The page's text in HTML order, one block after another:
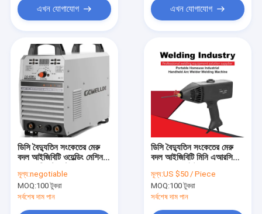
পণ্য
ভিডিও
ভিআর শো
আমাদের সম্পর্কে
কারখানা ভ্রমণ
মান নিয়ন্ত্রণ
এখন যোগাযোগ এখন যোগাযোগ
ডিসি বৈদ্যুতিন সংকেতের মেরু
বদল আইজিবিটি ওয়েল্ডিং মেশিন
AC380V বৈদ্যুতিন সংকেতের
মেরু বদল ভিত্তিক TIG ওয়েল্ডিং
মেশিন
মূল্য:negotiable
MOQ:100 টুকরা
সর্বশেষ দাম পান
ডিসি বৈদ্যুতিন সংকেতের মেরু
বদল আইজিবিটি মিনি এআরসি
ওয়েল্ডিং মেশিন উচ্চ ফ্রিকোয়েন্সি
ওয়েল্ডার
মূল্য:US $50 / Piece
MOQ:100 টুকরা
সর্বশেষ দাম পান